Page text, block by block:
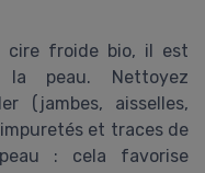
cire froide bio, il est
peau. Nettoyez
(jambes, aisselles,
et traces de
: cela favorise